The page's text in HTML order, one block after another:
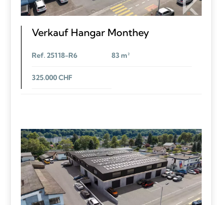
Verkauf Hangar Monthey
Ref. 25118-R6 83 m²
325.000 CHF